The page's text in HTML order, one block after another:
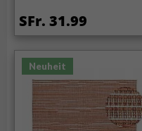
SFr. 31.99
Neuheit